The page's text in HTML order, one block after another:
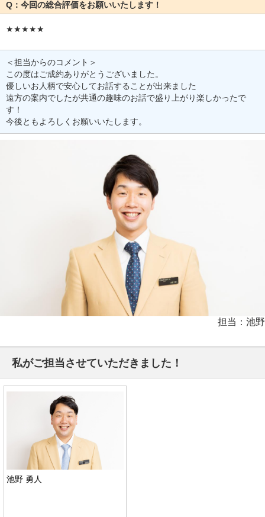
Q：今回の総合評価をお願いいたします！
★★★★★
＜担当からのコメント＞
この度はご成約ありがとうございました。
優しいお人柄で安心してお話することが出来ました
遠方の案内でしたが共通の趣味のお話で盛り上がり楽しかったで
す！
今後ともよろしくお願いいたします。
担当：池野
私がご担当させていただきました！
池野 勇人